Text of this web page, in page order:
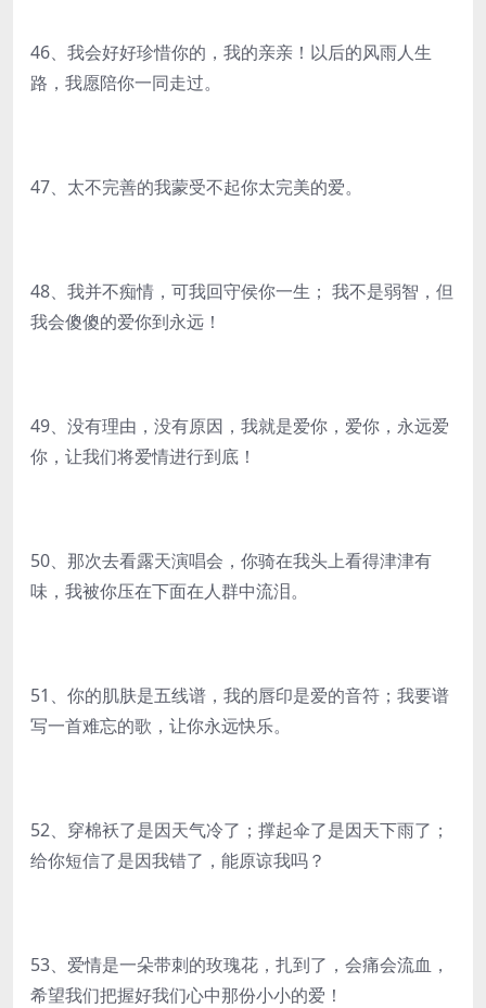
46、我会好好珍惜你的，我的亲亲！以后的风雨人生
路，我愿陪你一同走过。
47、太不完善的我蒙受不起你太完美的爱。
48、我并不痴情，可我回守侯你一生； 我不是弱智，但
我会傻傻的爱你到永远！
49、没有理由，没有原因，我就是爱你，爱你，永远爱
你，让我们将爱情进行到底！
50、那次去看露天演唱会，你骑在我头上看得津津有
味，我被你压在下面在人群中流泪。
51、你的肌肤是五线谱，我的唇印是爱的音符；我要谱
写一首难忘的歌，让你永远快乐。
52、穿棉袄了是因天气冷了；撑起伞了是因天下雨了；
给你短信了是因我错了，能原谅我吗？
53、爱情是一朵带刺的玫瑰花，扎到了，会痛会流血，
希望我们把握好我们心中那份小小的爱！